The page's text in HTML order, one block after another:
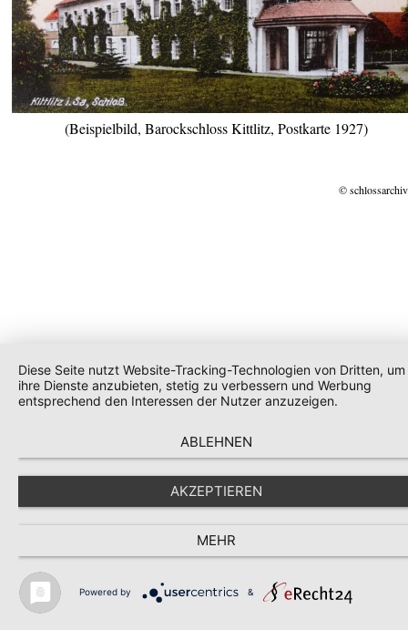
(Beispielbild, Barockschloss Kittlitz, Postkarte 1927)
©
Diese Seite nutzt Website-Tracking-Technologien von Dritten, um
ihre Dienste anzubieten, stetig zu verbessern und Werbung
entsprechend den Interessen der Nutzer anzuzeigen.
ABLEHNEN
AKZEPTIEREN
MEHR
Powered by &